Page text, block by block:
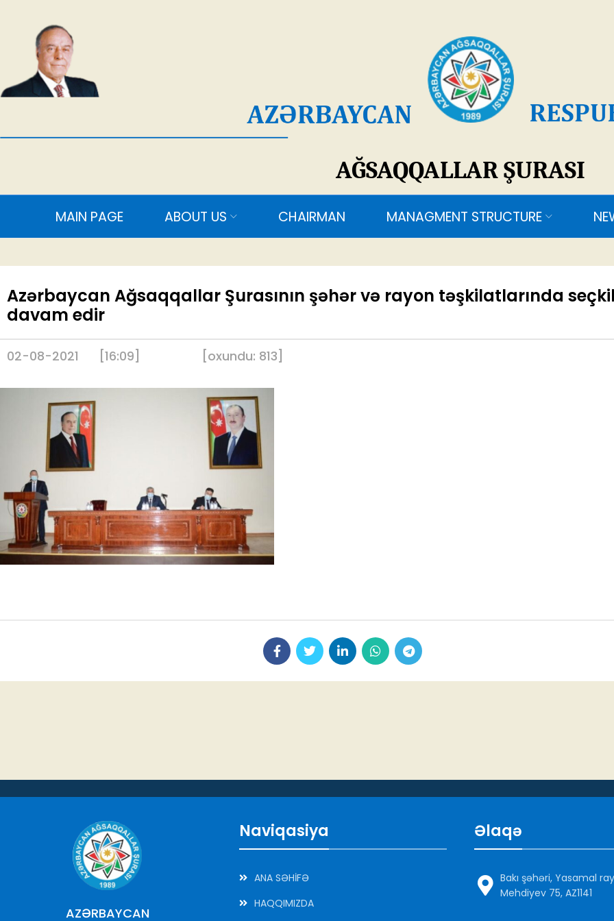
AĞSAQQALLAR ŞURASI
MANAGMENT STRUCTURE NEWS CONTACTS
Azərbaycan Ağsaqqallar Şurasının şəhər və rayon təşkilatlarında
davam edir
02-08-2021 [16:09] [oxundu: 813]
AZƏRBAYCAN
Naviqasiya
ANA SƏHİFƏ
HAQQIMIZDA
Əlaqə
Bakı şəhəri, Yasamal
Mehdiyev 75, AZ1141